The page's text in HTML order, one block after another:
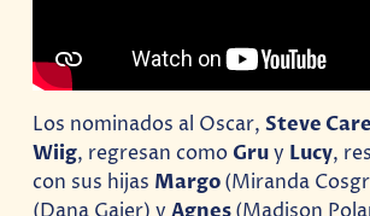
Los nominados al Oscar,Steve
Wiig, regresan comoGruy Lucy,
con sus hijas Margo(Miranda